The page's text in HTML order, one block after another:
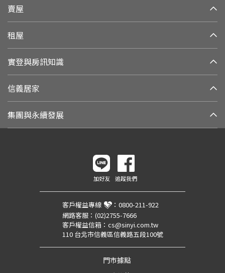
賣屋
租屋
實登與房訊知識
信義居家
集團與永續發展
加好友 追蹤我們
客戶權益專線 ： 0800-211-922
網路客服： (02)2755-7666
客戶權益信箱： cs@sinyi.com.tw
110 台北市信義區信義路五段100號
門市據點